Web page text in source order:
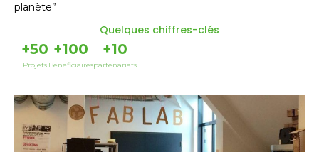
planète”
Quelques chiffres-clés
Projets
+50
Beneficiaires
+100
partenariats
+10